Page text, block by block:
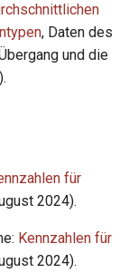
, Daten des
und die
für
2024).
Kennzahlen für
2024).